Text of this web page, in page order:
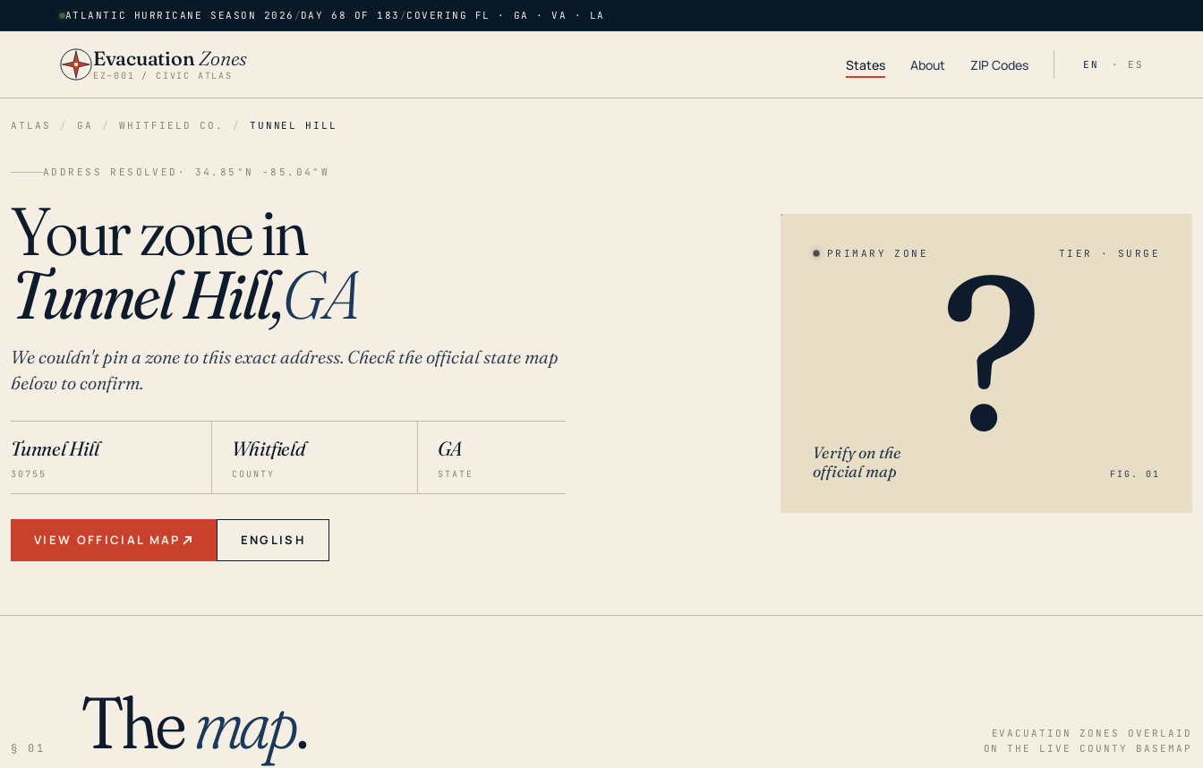
ATLANTIC HURRICANE SEASON 2026 /DAY 68 OF 183 /COVERING FL · GA · VA · LA
EvacuationZones
EZ–001 / CIVIC ATLAS
States About ZIP Codes EN · ES
ATLAS / GA / WHITFIELD CO. / TUNNEL HILL
ADDRESS RESOLVED · 34.85°N -85.04°W
Your zone in
Tunnel Hill,GA
We couldn't pin a zone to this exact address. Check the official state map
below to confirm.
Tunnel Hill
30755
Whitfield
COUNTY
GA
STATE
VIEW OFFICIAL MAP ENGLISH
PRIMARY ZONE TIER · SURGE
?
Verify on the
official map
FIG. 01
§ 01 Themap.
EVACUATION ZONES OVERLAID
ON THE LIVE COUNTY BASEMAP